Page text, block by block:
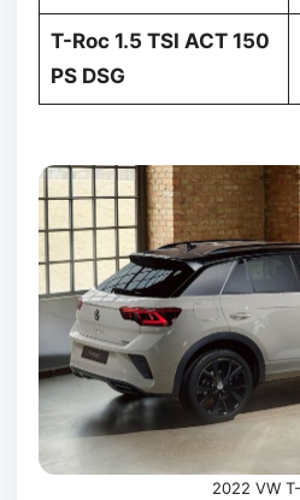
T-Roc 1.5 TSI ACT 150
PS DSG
2022 VW